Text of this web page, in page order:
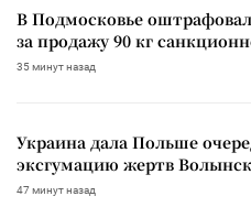
В Подмосковье
за продажу 90 кг
35 минут назад
Украина дала Польше
эксгумацию жертв
47 минут назад